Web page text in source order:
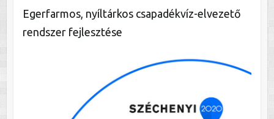
Egerfarmos, nyíltárkos csapadékvíz-elvezető
rendszer fejlesztése